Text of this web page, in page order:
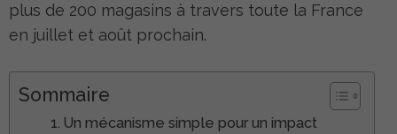
plus de 200 magasins à travers toute la France
en juillet et août prochain.
Sommaire
Un mécanisme simple pour un impact